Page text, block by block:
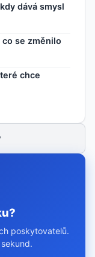
dává smysl
se změnilo
chce
poskytovatelů.